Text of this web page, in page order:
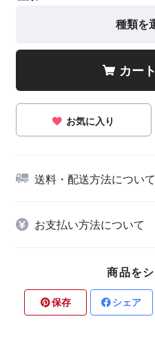
種類を
カー
お気に入り
送料・配送方法について
お支払い方法について
商品を
保存 シェア